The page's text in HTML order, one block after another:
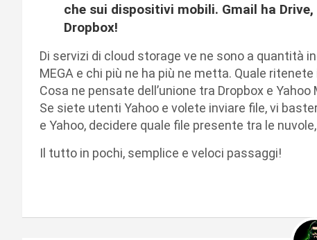
che sui dispositivi mobili. Gmail ha
Dropbox!
Di servizi di cloud storage ve ne sono a quantità
MEGA e chi più ne ha più ne metta. Quale
Cosa ne pensate dell’unione tra Dropbox e
Se siete utenti Yahoo e volete inviare file, vi
e Yahoo, decidere quale file presente tra le
Il tutto in pochi, semplice e veloci passaggi!